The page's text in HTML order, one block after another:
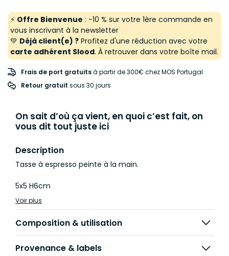
⚡ Offre Bienvenue : -10 % sur votre 1ère commande en
vous inscrivant à la newsletter
💚 Déjà client(e) ? Profitez d'une réduction avec votre
carte adhérent Slood. À retrouver dans votre boîte mail.
Frais de port gratuitsà partir de 300€ chez MOS Portugal
Retour gratuit sous 30 jours
On sait d’où ça vient, en quoi c’est fait, on
vous dit tout juste ici
Description
Tasse à espresso peinte à la main.
5x5 H6cm
Voir plus
Composition & utilisation
Provenance & labels